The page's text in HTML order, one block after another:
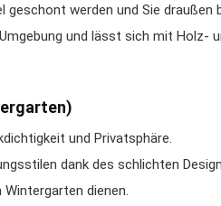
werden und Sie draußen
und lässt sich mit Holz-
und Privatsphäre.
dank des schlichten
dienen.